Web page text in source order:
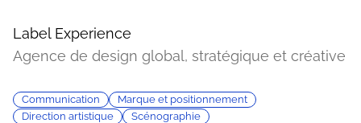
Label Experience
Agence de design global, stratégique et créative
Communication
Marque et positionnement
Direction artistique
Scénographie